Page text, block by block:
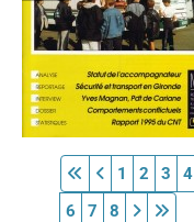
1 2 3 4
6
7 8